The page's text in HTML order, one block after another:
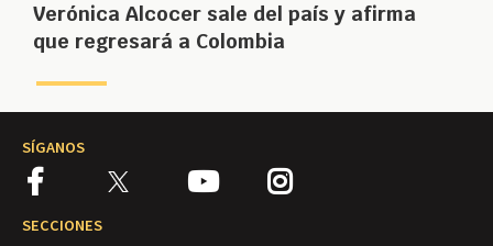
Verónica Alcocer sale del país y afirma
que regresará a Colombia
SÍGANOS
SECCIONES